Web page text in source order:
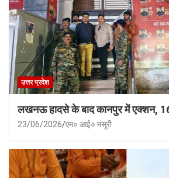
उत्तर प्रदेश
लखनऊ हादसे के बाद कानपुर में एक्शन,
23/06/2026 एम० आई० मंसूरी